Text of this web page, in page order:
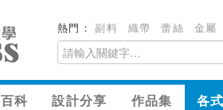
熱門：副料 織帶 蕾絲 金屬
科 設計分享 作品集 各